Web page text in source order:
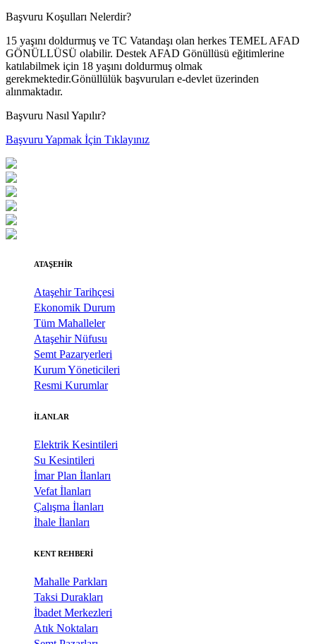
Başvuru Koşulları Nelerdir?
15 yaşını doldurmuş ve TC Vatandaşı olan herkes TEMEL AFAD
GÖNÜLLÜSÜ olabilir. Destek AFAD Gönüllüsü eğitimlerine
katılabilmek için 18 yaşını doldurmuş olmak
gerekmektedir.Gönüllülük başvuruları e-devlet üzerinden
alınmaktadır.
Başvuru Nasıl Yapılır?
Başvuru Yapmak İçin Tıklayınız
ATAŞEHİR
Ataşehir Tarihçesi
Ekonomik Durum
Tüm Mahalleler
Ataşehir Nüfusu
Semt Pazaryerleri
Kurum Yöneticileri
Resmi Kurumlar
İLANLAR
Elektrik Kesintileri
Su Kesintileri
İmar Plan İlanları
Vefat İlanları
Çalışma İlanları
İhale İlanları
KENT REHBERİ
Mahalle Parkları
Taksi Durakları
İbadet Merkezleri
Atık Noktaları